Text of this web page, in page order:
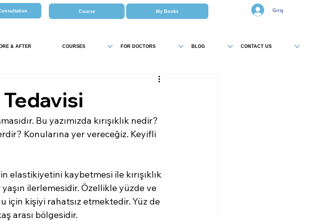
& AFTER COURSES FOR DOCTORS BLOG CONTACT US
Course My Books Giriş
Tedavisi
Bu yazımızda kırışıklık nedir?
Konularına yer vereceğiz. Keyifli
elastikiyetini kaybetmesi ile kırışıklık
ilerlemesidir. Özellikle yüzde ve
için kişiyi rahatsız etmektedir. Yüz de
arası bölgesidir.